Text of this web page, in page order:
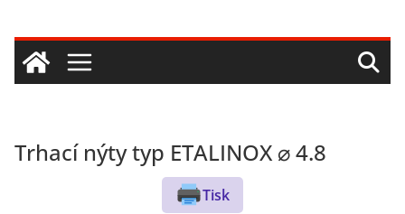
Trhací nýty typ ETALINOX ⌀ 4.8
Tisk